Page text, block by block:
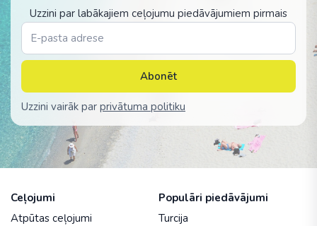
Uzzini par labākajiem ceļojumu piedāvājumiem pirmais
Abonēt
Uzzini vairāk par privātuma politiku
Ceļojumi
Atpūtas ceļojumi
Populāri piedāvājumi
Turcija